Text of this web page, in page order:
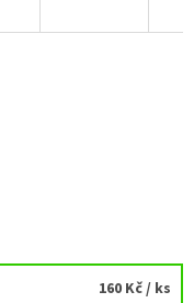
160 Kč/ ks